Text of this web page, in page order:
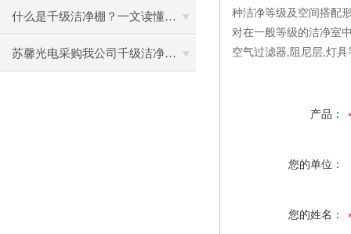
什么是千级洁净棚？一文读懂其结构特点与局部净化优势
苏馨光电采购我公司千级洁净棚普通工作台一批（7月07日）已顺利交货
种洁净等级及空间搭配
对在一般等级的洁净室
空气过滤器,阻尼层,灯
产品：
您的单位：
您的姓名：